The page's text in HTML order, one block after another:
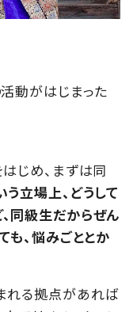
活動がはじまった
じめ、まずは同
立場上、どうして
同級生だからぜん
も、悩みごととか
れる拠点があれば